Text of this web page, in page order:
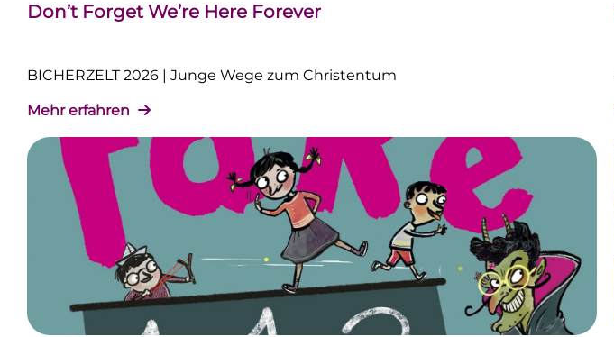
Don’t Forget We’re Here Forever
BICHERZELT 2026 | Junge Wege zum Christentum
Mehr erfahren